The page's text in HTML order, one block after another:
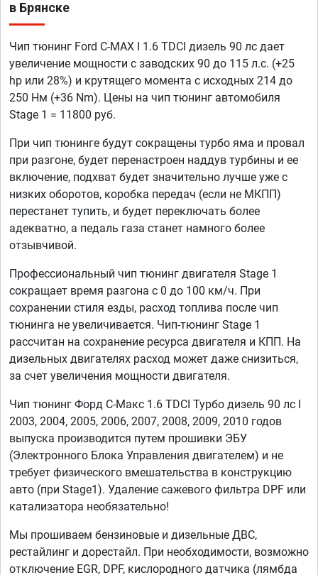
в Брянске
Чип тюнинг Ford C-MAX I 1.6 TDCI дизель 90 лс дает
увеличение мощности с заводских 90 до 115 л.с. (+25
hp или 28%) и крутящего момента с исходных 214 до
250 Нм (+36 Nm). Цены на чип тюнинг автомобиля
Stage 1 = 11800 руб.
При чип тюнинге будут сокращены турбо яма и провал
при разгоне, будет перенастроен наддув турбины и ее
включение, подхват будет значительно лучше уже с
низких оборотов, коробка передач (если не МКПП)
перестанет тупить, и будет переключать более
адекватно, а педаль газа станет намного более
отзывчивой.
Профессиональный чип тюнинг двигателя Stage 1
сокращает время разгона с 0 до 100 км/ч. При
сохранении стиля езды, расход топлива после чип
тюнинга не увеличивается. Чип-тюнинг Stage 1
рассчитан на сохранение ресурса двигателя и КПП. На
дизельных двигателях расход может даже снизиться,
за счет увеличения мощности двигателя.
Чип тюнинг Форд С-Макс 1.6 TDCI Турбо дизель 90 лс I
2003, 2004, 2005, 2006, 2007, 2008, 2009, 2010 годов
выпуска производится путем прошивки ЭБУ
(Электронного Блока Управления двигателем) и не
требует физического вмешательства в конструкцию
авто (при Stage1). Удаление сажевого фильтра DPF или
катализатора необязательно!
Мы прошиваем бензиновые и дизельные ДВС,
рестайлинг и дорестайл. При необходимости, возможно
отключение EGR, DPF, кислородного датчика (лямбда